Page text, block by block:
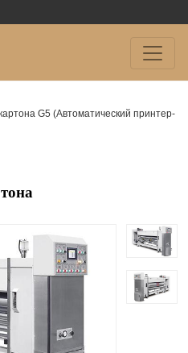
G5 (Автоматический принтер-